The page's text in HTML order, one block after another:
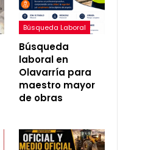
Búsqueda Laboral
Búsqueda
laboral en
Olavarría para
maestro mayor
de obras